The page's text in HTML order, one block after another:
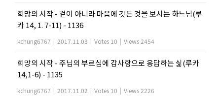
희망의 시작 - 겉이 아니라 마음에 깃든 것을 보시는 하느님(루
카 14, 1. 7-11) - 1136
kchung6767 | 2017.11.03 | Votes 10 | Views 2454
희망의 시작 - 주님의 부르심에 감사함으로 응답하는 싦(루카
14,1-6) - 1135
kchung6767 | 2017.11.02 | Votes 10 | Views 2226